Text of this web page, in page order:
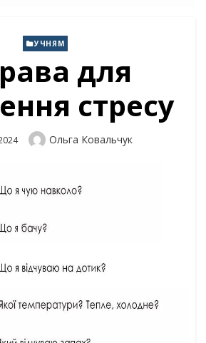
УЧНЯМ
для
стресу
Author
Ольга Ковальчук